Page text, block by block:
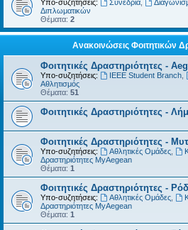
Υπο-συζητήσεις: Συνέδρια,
Διπλωματικών
Θέματα: 2
Ανακοινώσεις Φοιτητικών
Φοιτητικές Δραστηριότητες -
Υπο-συζητήσεις: IEEE Student Branch,
Αθλητισμός
Θέματα: 51
Φοιτητικές Δραστηριότητες -
Φοιτητικές Δραστηριότητες -
Υπο-συζητήσεις: Αθλητικές Ομάδες,
Δραστηριότητες MyAegean
Θέματα: 1
Φοιτητικές Δραστηριότητες -
Υπο-συζητήσεις: Αθλητικές Ομάδες,
Δραστηριότητες MyAegean
Θέματα: 1